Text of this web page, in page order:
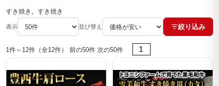
すき焼き。すき焼き
表示 並び替え 絞り込み
1件～12件（全12件） 前の50件 次の50件 1